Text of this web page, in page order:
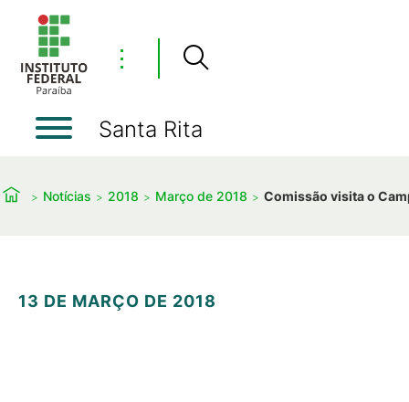
⋮
Santa Rita
Notícias 2018 Março de 2018 Comissão visita o
13 DE MARÇO DE 2018